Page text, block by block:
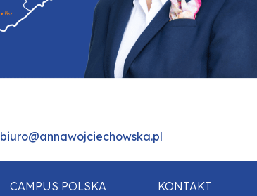
biuro@annawojciechowska.pl
CAMPUS POLSKA KONTAKT